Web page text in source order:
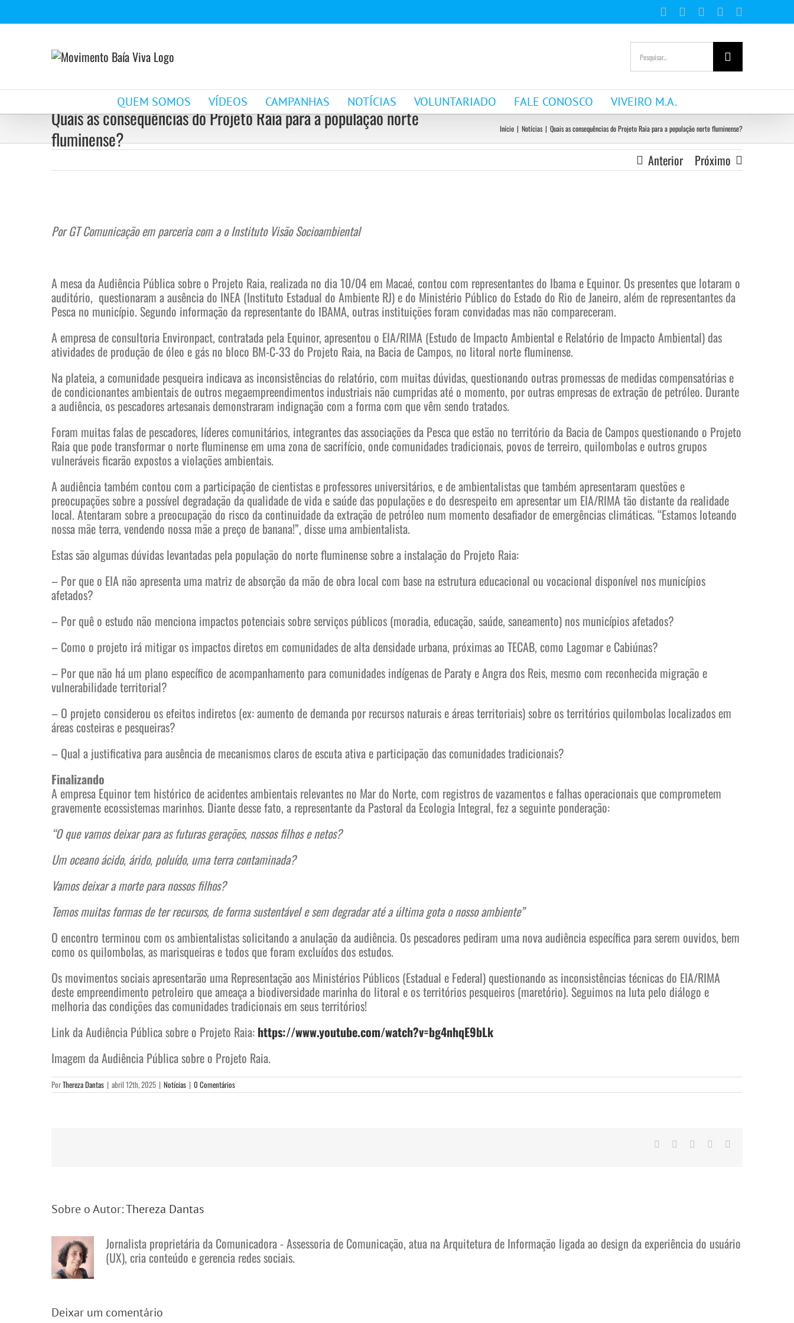
para
FacebookInstagramYouTubeWhatsApp
mail
Buscar
resultados
para:
QUEM SOMOS VÍDEOS CAMPANHAS NOTÍCIAS VOLUNTARIADO FALE CONOSCO VIVEIRO M.A.
Quais as consequências do Projeto Raia para a população norte
fluminense?
Início | Notícias | Quais as consequências do Projeto Raia para a população norte fluminense?
Anterior Próximo
Larger
Image
Por GT Comunicação em parceria com a o Instituto Visão Socioambiental
A mesa da Audiência Pública sobre o Projeto Raia, realizada no dia 10/04 em Macaé, contou com representantes do Ibama e Equinor. Os presentes que lotaram o
auditório, questionaram a ausência do INEA (Instituto Estadual do Ambiente RJ) e do Ministério Público do Estado do Rio de Janeiro, além de representantes da
Pesca no município. Segundo informação da representante do IBAMA, outras instituições foram convidadas mas não compareceram.
A empresa de consultoria Environpact, contratada pela Equinor, apresentou o EIA/RIMA (Estudo de Impacto Ambiental e Relatório de Impacto Ambiental) das
atividades de produção de óleo e gás no bloco BM-C-33 do Projeto Raia, na Bacia de Campos, no litoral norte fluminense.
Na plateia, a comunidade pesqueira indicava as inconsistências do relatório, com muitas dúvidas, questionando outras promessas de medidas compensatórias e
de condicionantes ambientais de outros megaempreendimentos industriais não cumpridas até o momento, por outras empresas de extração de petróleo. Durante
a audiência, os pescadores artesanais demonstraram indignação com a forma com que vêm sendo tratados.
Foram muitas falas de pescadores, líderes comunitários, integrantes das associações da Pesca que estão no território da Bacia de Campos questionando o Projeto
Raia que pode transformar o norte fluminense em uma zona de sacrifício, onde comunidades tradicionais, povos de terreiro, quilombolas e outros grupos
vulneráveis ficarão expostos a violações ambientais.
A audiência também contou com a participação de cientistas e professores universitários, e de ambientalistas que também apresentaram questões e
preocupações sobre a possível degradação da qualidade de vida e saúde das populações e do desrespeito em apresentar um EIA/RIMA tão distante da realidade
local. Atentaram sobre a preocupação do risco da continuidade da extração de petróleo num momento desafiador de emergências climáticas. “Estamos loteando
nossa mãe terra, vendendo nossa mãe a preço de banana!”, disse uma ambientalista.
Estas são algumas dúvidas levantadas pela população do norte fluminense sobre a instalação do Projeto Raia:
– Por que o EIA não apresenta uma matriz de absorção da mão de obra local com base na estrutura educacional ou vocacional disponível nos municípios
afetados?
– Por quê o estudo não menciona impactos potenciais sobre serviços públicos (moradia, educação, saúde, saneamento) nos municípios afetados?
– Como o projeto irá mitigar os impactos diretos em comunidades de alta densidade urbana, próximas ao TECAB, como Lagomar e Cabiúnas?
– Por que não há um plano específico de acompanhamento para comunidades indígenas de Paraty e Angra dos Reis, mesmo com reconhecida migração e
vulnerabilidade territorial?
– O projeto considerou os efeitos indiretos (ex: aumento de demanda por recursos naturais e áreas territoriais) sobre os territórios quilombolas localizados em
áreas costeiras e pesqueiras?
– Qual a justificativa para ausência de mecanismos claros de escuta ativa e participação das comunidades tradicionais?
Finalizando
A empresa Equinor tem histórico de acidentes ambientais relevantes no Mar do Norte, com registros de vazamentos e falhas operacionais que comprometem
gravemente ecossistemas marinhos. Diante desse fato, a representante da Pastoral da Ecologia Integral, fez a seguinte ponderação:
“O que vamos deixar para as futuras gerações, nossos filhos e netos?
Um oceano ácido, árido, poluído, uma terra contaminada?
Vamos deixar a morte para nossos filhos?
Temos muitas formas de ter recursos, de forma sustentável e sem degradar até a última gota o nosso ambiente”
O encontro terminou com os ambientalistas solicitando a anulação da audiência. Os pescadores pediram uma nova audiência específica para serem ouvidos, bem
como os quilombolas, as marisqueiras e todos que foram excluídos dos estudos.
Os movimentos sociais apresentarão uma Representação aos Ministérios Públicos (Estadual e Federal) questionando as inconsistências técnicas do EIA/RIMA
deste empreendimento petroleiro que ameaça a biodiversidade marinha do litoral e os territórios pesqueiros (maretório). Seguimos na luta pelo diálogo e
melhoria das condições das comunidades tradicionais em seus territórios!
Link da Audiência Pública sobre o Projeto Raia: https://www.youtube.com/watch?v=bg4nhqE9bLk
Imagem da Audiência Pública sobre o Projeto Raia.
PorThereza Dantas | abril 12th, 2025 | Notícias | 0 Comentários
Facebook
TwitterLinkedInWhatsApp
Sobre o Autor:Thereza Dantas
Jornalista proprietária da Comunicadora - Assessoria de Comunicação, atua na Arquitetura de Informação ligada ao design da experiência do usuário
(UX), cria conteúdo e gerencia redes sociais.
Deixar um comentário